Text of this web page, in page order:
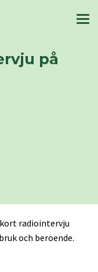
på
radiointervju
och beroende.